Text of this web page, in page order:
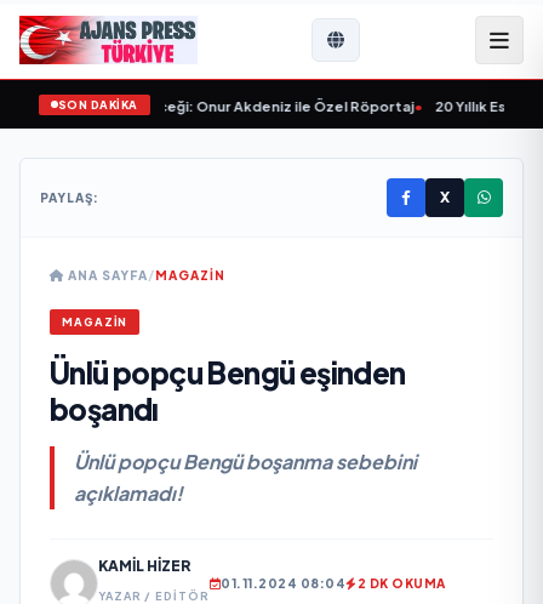
SON DAKİKA
ve Sektörün Geleceği: Onur Akdeniz ile Özel Röportaj• 20 Yıllık
PAYLAŞ: X
ANA SAYFA/MAGAZİN
MAGAZİN
Ünlü popçu Bengü eşinden
boşandı
Ünlü popçu Bengü boşanma sebebini
açıklamadı!
KAMIL HIZER
YAZAR / EDITÖR
01.11.2024 08:04 2 DK OKUMA